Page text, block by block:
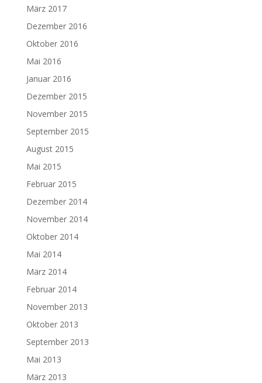
März 2017
Dezember 2016
Oktober 2016
Mai 2016
Januar 2016
Dezember 2015
November 2015
September 2015
August 2015
Mai 2015
Februar 2015
Dezember 2014
November 2014
Oktober 2014
Mai 2014
März 2014
Februar 2014
November 2013
Oktober 2013
September 2013
Mai 2013
März 2013